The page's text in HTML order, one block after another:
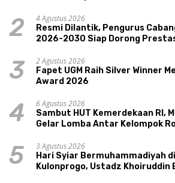
2
4 Agustus 2026
Resmi Dilantik, Pengurus
2026-2030 Siap Dorong
3
2 Agustus 2026
Fapet UGM Raih Silver Winner
Award 2026
4
6 Agustus 2026
Sambut HUT Kemerdekaan RI,
Gelar Lomba Antar Kelompok
5
3 Agustus 2026
Hari Syiar Bermuhammadiyah
Kulonprogo, Ustadz Khoiruddin